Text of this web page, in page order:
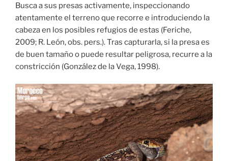
Busca a sus presas activamente, inspeccionando
atentamente el terreno que recorre e introduciendo la
cabeza en los posibles refugios de estas (Feriche,
2009; R. León, obs. pers.). Tras capturarla, si la presa es
de buen tamaño o puede resultar peligrosa, recurre a la
constricción (González de la Vega, 1998).